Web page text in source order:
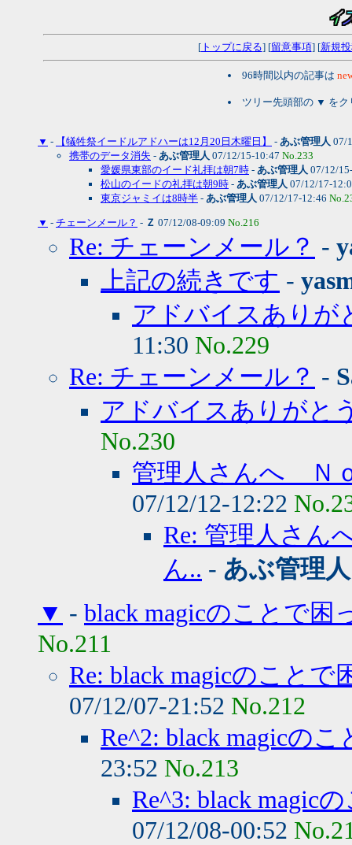
[トップに戻る] [留意事項] [新規
96時間以内の記事は
ツリー先頭部の ▼ をク
▼ - 【犠牲祭イードルアドハーは12月20日木曜日】 - あぶ管理人 07/
携帯のデータ消失 - あぶ管理人 07/12/15-10:47 No.233
愛媛県東部のイード礼拝は朝7時 - あぶ管理人 07/12/
松山のイードの礼拝は朝9時 - あぶ管理人 07/12/17-
東京ジャミイは8時半 - あぶ管理人 07/12/17-12:46
▼ - チェーンメール？ - Ｚ 07/12/08-09:09 No.216
Re: チェーンメール？ -
上記の続きです -
アドバイスありが
11:30 No.229
Re: チェーンメール？ -
アドバイスありがと
No.230
管理人さんへ Ｎ
07/12/12-12:22
Re: 管理人さん
ん.. - あぶ管理人
▼ - black magicのことで困
No.211
Re: black magicのこと
07/12/07-21:52 No.212
Re^2: black magicの
23:52 No.213
Re^3: black magic
07/12/08-00:52